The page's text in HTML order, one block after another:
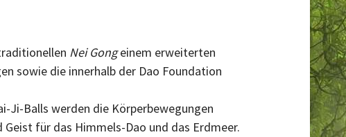
Nei Gongeinem erweiterten
sowie die innerhalb der Dao Foundation
Ji-Balls werden die Körperbewegungen
für das Himmels-Dao und das Erdmeer.